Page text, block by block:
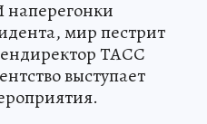
мир пестрит
ТАСС
выступает